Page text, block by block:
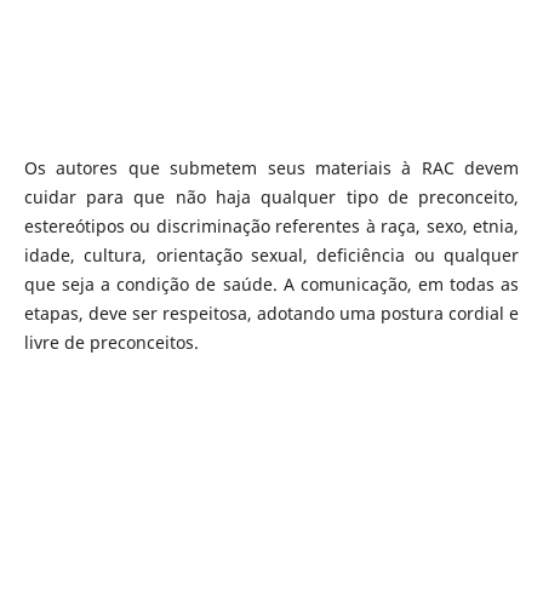
Os autores que submetem seus materiais à RAC devem
cuidar para que não haja qualquer tipo de preconceito,
estereótipos ou discriminação referentes à raça, sexo, etnia,
idade, cultura, orientação sexual, deficiência ou qualquer
que seja a condição de saúde. A comunicação, em todas as
etapas, deve ser respeitosa, adotando uma postura cordial e
livre de preconceitos.